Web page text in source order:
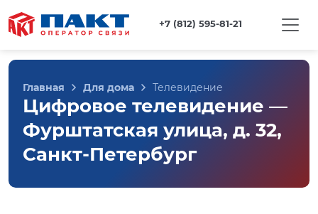
+7 (812) 595-81-21
Главная Для дома Телевидение
Цифровое телевидение —
Фурштатская улица, д. 32,
Санкт-Петербург